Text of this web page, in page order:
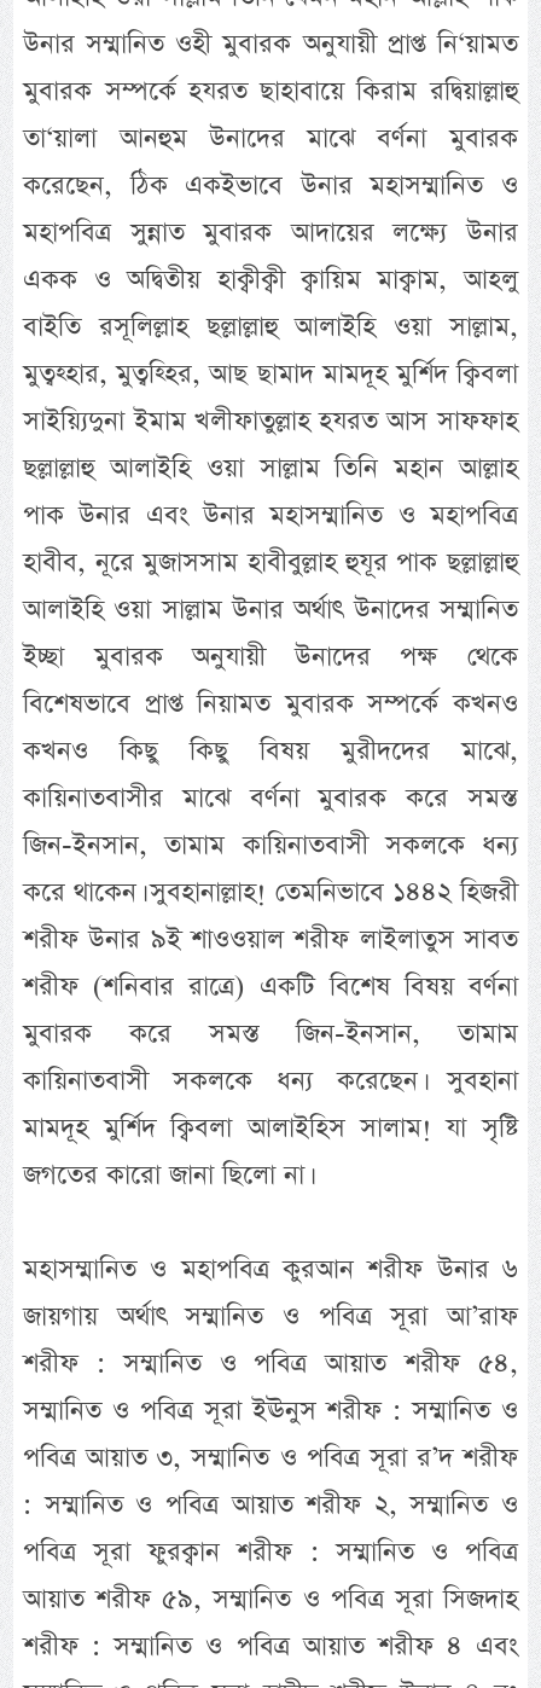
উনার সম্মানিত ওহী মুবারক অনুযায়ী প্রাপ্ত নি‘য়ামত
মুবারক সম্পর্কে হযরত ছাহাবায়ে কিরাম রদ্বিয়াল্লাহু
তা‘য়ালা আনহুম উনাদের মাঝে বর্ণনা মুবারক
করেছেন, ঠিক একইভাবে উনার মহাসম্মানিত ও
মহাপবিত্র সুন্নাত মুবারক আদায়ের লক্ষ্যে উনার
একক ও অদ্বিতীয় হাক্বীক্বী ক্বায়িম মাক্বাম, আহলু
বাইতি রসূলিল্লাহ ছল্লাল্লাহু আলাইহি ওয়া সাল্লাম,
মুত্বহ্হার, মুত্বহ্হির, আছ ছামাদ মামদূহ মুর্শিদ ক্বিবলা
সাইয়্যিদুনা ইমাম খলীফাতুল্লাহ হযরত আস সাফফাহ
ছল্লাল্লাহু আলাইহি ওয়া সাল্লাম তিনি মহান আল্লাহ
পাক উনার এবং উনার মহাসম্মানিত ও মহাপবিত্র
হাবীব, নূরে মুজাসসাম হাবীবুল্লাহ হুযূর পাক ছল্লাল্লাহু
আলাইহি ওয়া সাল্লাম উনার অর্থাৎ উনাদের সম্মানিত
ইচ্ছা মুবারক অনুযায়ী উনাদের পক্ষ থেকে
বিশেষভাবে প্রাপ্ত নিয়ামত মুবারক সম্পর্কে কখনও
কখনও কিছু কিছু বিষয় মুরীদদের মাঝে,
কায়িনাতবাসীর মাঝে বর্ণনা মুবারক করে সমস্ত
জিন-ইনসান, তামাম কায়িনাতবাসী সকলকে ধন্য
করে থাকেন। সুবহানাল্লাহ! তেমনিভাবে ১৪৪২ হিজরী
শরীফ উনার ৯ই শাওওয়াল শরীফ লাইলাতুস সাবত
শরীফ (শনিবার রাত্রে) একটি বিশেষ বিষয় বর্ণনা
মুবারক করে সমস্ত জিন-ইনসান, তামাম
কায়িনাতবাসী সকলকে ধন্য করেছেন। সুবহানা
মামদূহ মুর্শিদ ক্বিবলা আলাইহিস সালাম! যা সৃষ্টি
জগতের কারো জানা ছিলো না।
মহাসম্মানিত ও মহাপবিত্র কুরআন শরীফ উনার ৬
জায়গায় অর্থাৎ সম্মানিত ও পবিত্র সূরা আ’রাফ
শরীফ : সম্মানিত ও পবিত্র আয়াত শরীফ ৫৪,
সম্মানিত ও পবিত্র সূরা ইঊনুস শরীফ : সম্মানিত ও
পবিত্র আয়াত ৩, সম্মানিত ও পবিত্র সূরা র’দ শরীফ
: সম্মানিত ও পবিত্র আয়াত শরীফ ২, সম্মানিত ও
পবিত্র সূরা ফুরক্বান শরীফ : সম্মানিত ও পবিত্র
আয়াত শরীফ ৫৯, সম্মানিত ও পবিত্র সূরা সিজদাহ
শরীফ : সম্মানিত ও পবিত্র আয়াত শরীফ ৪ এবং